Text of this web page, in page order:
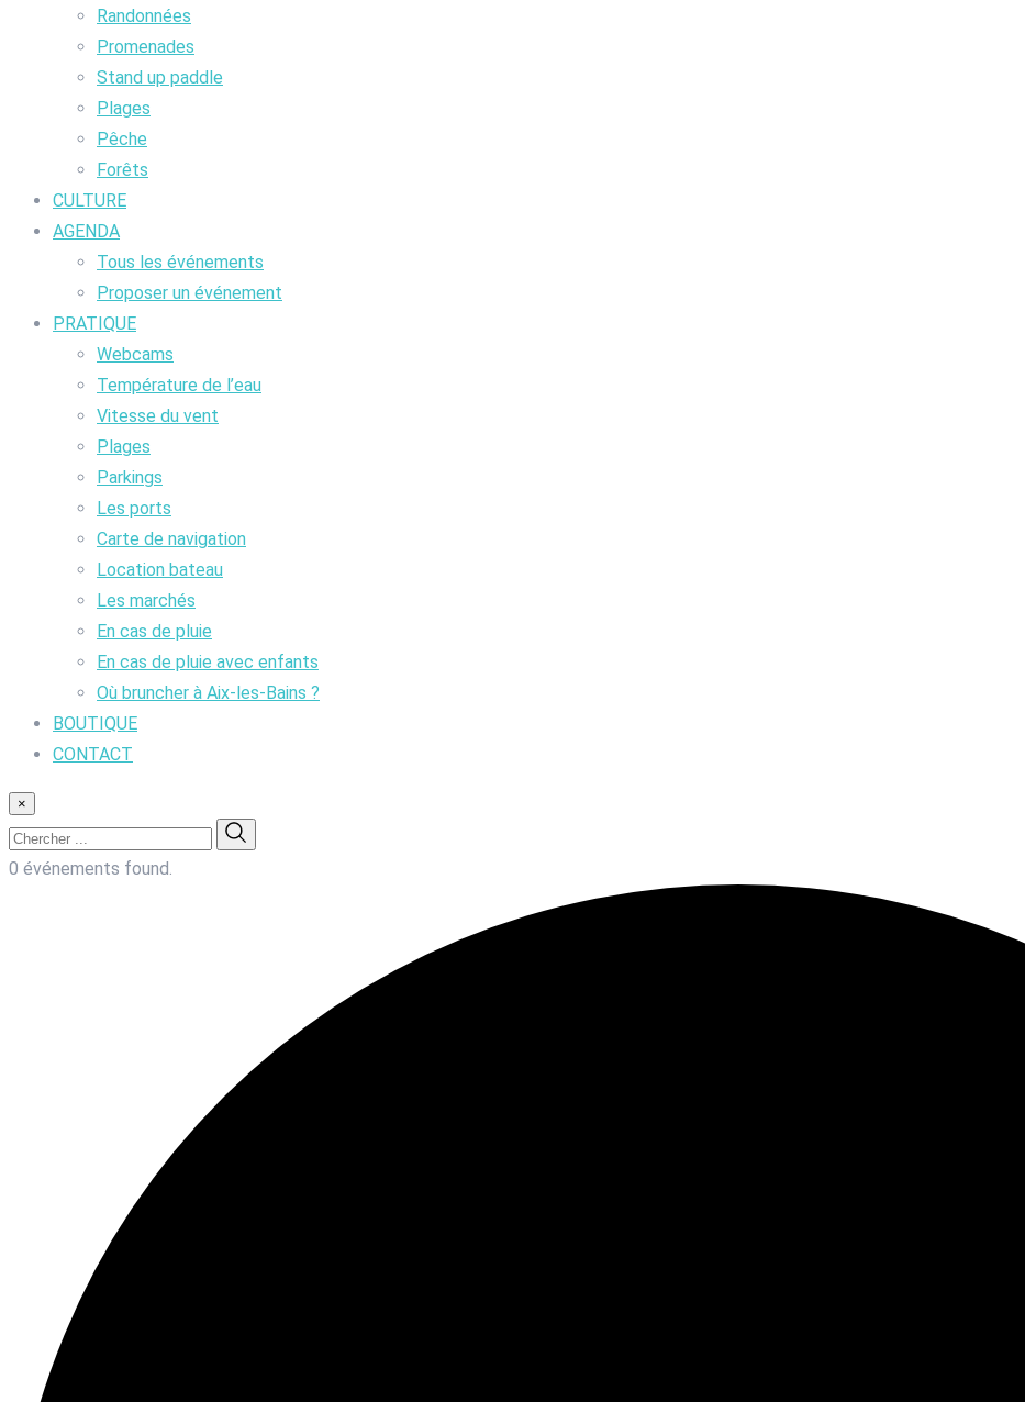
Randonnées
Promenades
Stand up paddle
Plages
Pêche
Forêts
CULTURE
AGENDA
Tous les événements
Proposer un événement
PRATIQUE
Webcams
Température de l’eau
Vitesse du vent
Plages
Parkings
Les ports
Carte de navigation
Location bateau
Les marchés
En cas de pluie
En cas de pluie avec enfants
Où bruncher à Aix-les-Bains ?
BOUTIQUE
CONTACT
×
0 événements found.